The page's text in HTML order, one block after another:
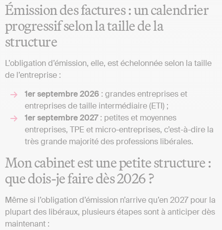
Émission des factures : un calendrier
progressif selon la taille de la
structure
L’obligation d’émission, elle, est échelonnée selon la taille
de l’entreprise :
1er septembre 2026 : grandes entreprises et
entreprises de taille intermédiaire (ETI) ;
1er septembre 2027: petites et moyennes
entreprises, TPE et micro-entreprises, c’est-à-dire la
très grande majorité des professions libérales.
Mon cabinet est une petite structure :
que dois-je faire dès 2026 ?
Même si l’obligation d’émission n’arrive qu’en 2027 pour la
plupart des libéraux, plusieurs étapes sont à anticiper dès
maintenant :